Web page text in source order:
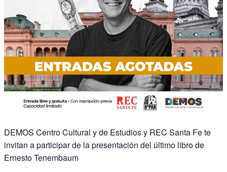
DEMOS Centro Cultural y de Estudios y REC Santa Fe te
invitan a participar de la presentación del último libro de
Ernesto Tenembaum